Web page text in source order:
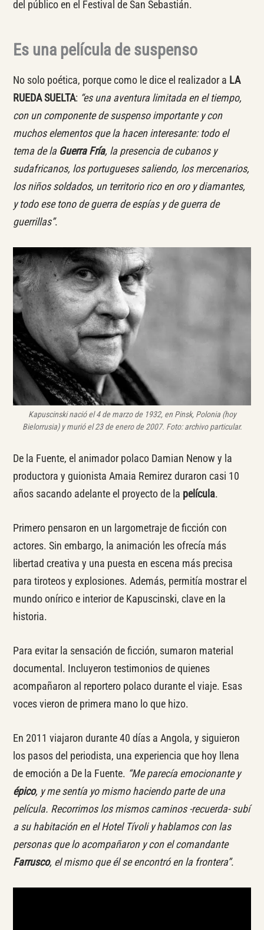
del público en el Festival de San Sebastián.
Es una película de suspenso
No solo poética, porque como le dice el realizador a LA
RUEDA SUELTA: “es una aventura limitada en el tiempo,
con un componente de suspenso importante y con
muchos elementos que la hacen interesante: todo el
tema de la Guerra Fría, la presencia de cubanos y
sudafricanos, los portugueses saliendo, los mercenarios,
los niños soldados, un territorio rico en oro y diamantes,
y todo ese tono de guerra de espías y de guerra de
guerrillas”.
Kapuscinski nació el 4 de marzo de 1932, en Pinsk, Polonia (hoy
Bielorrusia) y murió el 23 de enero de 2007. Foto: archivo particular.
De la Fuente, el animador polaco Damian Nenow y la
productora y guionista Amaia Remirez duraron casi 10
años sacando adelante el proyecto de la película.
Primero pensaron en un largometraje de ficción con
actores. Sin embargo, la animación les ofrecía más
libertad creativa y una puesta en escena más precisa
para tiroteos y explosiones. Además, permitía mostrar el
mundo onírico e interior de Kapuscinski, clave en la
historia.
Para evitar la sensación de ficción, sumaron material
documental. Incluyeron testimonios de quienes
acompañaron al reportero polaco durante el viaje. Esas
voces vieron de primera mano lo que hizo.
En 2011 viajaron durante 40 días a Angola, y siguieron
los pasos del periodista, una experiencia que hoy llena
de emoción a De la Fuente. “Me parecía emocionante y
épico, y me sentía yo mismo haciendo parte de una
película. Recorrimos los mismos caminos -recuerda- subí
a su habitación en el Hotel Tívoli y hablamos con las
personas que lo acompañaron y con el comandante
Farrusco, el mismo que él se encontró en la frontera”.